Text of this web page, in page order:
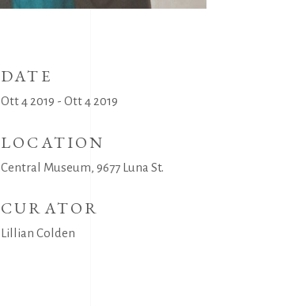
DATE
Ott 4 2019 - Ott 4 2019
LOCATION
Central Museum, 9677 Luna St.
CURATOR
Lillian Colden